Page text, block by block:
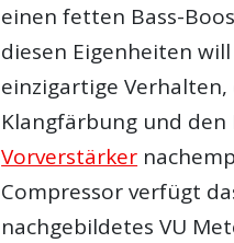
einen fetten Bass-
diesen Eigenheiten will
einzigartige Verhalten,
Klangfärbung und den
Vorverstärker
Compressor verfügt
nachgebildetes VU